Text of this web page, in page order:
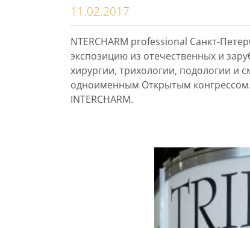
11.02.2017
NTERCHARM professional Санкт-
экспозицию из отечественных и
хирургии, трихологии, подологии и
одноименным Открытым
INTERCHARM.